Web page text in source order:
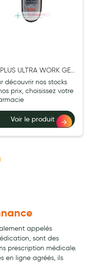
ULTRA WORK GEL
SEMELLE X2
découvrir nos stocks
prix, choisissez votre
Voir le produit
appelés
sont des
prescription médicale.
en ligne agréés, ils